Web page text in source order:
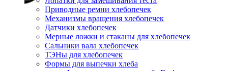
Приводные ремни хлебопечек
Механизмы вращения хлебопечек
Датчики хлебопечек
Мерные ложки и стаканы для хлебопечек
Сальники вала хлебопечек
ТЭНы для хлебопечек
Формы для выпечки хлеба